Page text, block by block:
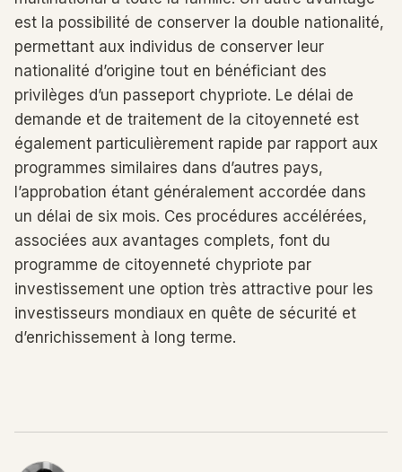
est la possibilité de conserver la double nationalité,
permettant aux individus de conserver leur
nationalité d’origine tout en bénéficiant des
privilèges d’un passeport chypriote. Le délai de
demande et de traitement de la citoyenneté est
également particulièrement rapide par rapport aux
programmes similaires dans d’autres pays,
l’approbation étant généralement accordée dans
un délai de six mois. Ces procédures accélérées,
associées aux avantages complets, font du
programme de citoyenneté chypriote par
investissement une option très attractive pour les
investisseurs mondiaux en quête de sécurité et
d’enrichissement à long terme.